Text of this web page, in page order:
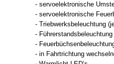
- servoelektronische
- servoelektronische
- Triebwerksbeleuchtung
- Führerstandsbeleuchtung
-
- in Fahrtrichtung